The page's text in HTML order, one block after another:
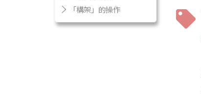
「構架」的操作